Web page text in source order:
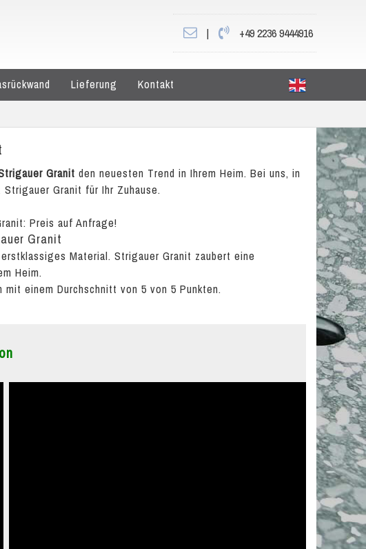
| +49 2236 9444916
Lieferung Kontakt
Granit den neuesten Trend in Ihrem Heim. Bei uns, in
Granit für Ihr Zuhause.
Preis auf Anfrage!
Granit
Material. Strigauer Granit zaubert eine
Heim.
mit einem Durchschnitt von 5 von 5 Punkten.